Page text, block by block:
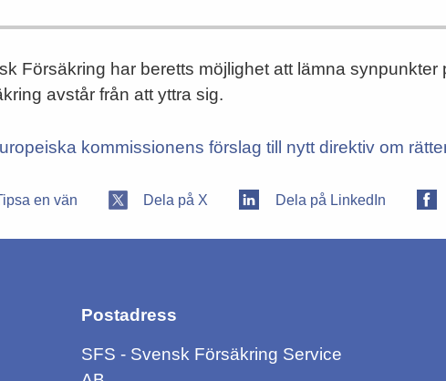
Försäkring har beretts möjlighet att lämna
avstår från att yttra sig.
kommissionens förslag till nytt direktiv om
en vän Dela på X Dela på LinkedIn
Postadress
SFS - Svensk Försäkring Service